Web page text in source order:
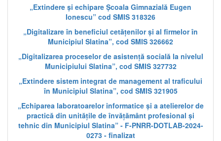
„Extindere și echipare Școala Gimnazială Eugen
Ionescu” cod SMIS 318326
„Digitalizare în beneficiul cetățenilor și al firmelor în
Municipiul Slatina”, cod SMIS 326662
„Digitalizarea proceselor de asistență socială la nivelul
Municipiului Slatina”, cod SMIS 327732
„Extindere sistem integrat de management al traficului
în Municipiul Slatina”, cod SMIS 321905
„Echiparea laboratoarelor informatice și a atelierelor de
practică din unitățile de învățământ profesional și
tehnic din Municipiul Slatina” - F-PNRR-DOTLAB-2024-
0273 - finalizat